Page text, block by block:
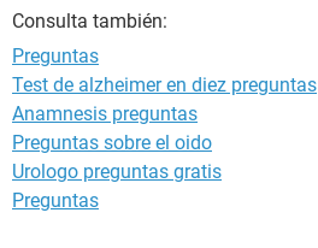
GLOSARIO
Consulta también:
Preguntas
Test de alzheimer en diez preguntas
Anamnesis preguntas
Preguntas sobre el oido
Urologo preguntas gratis
Preguntas